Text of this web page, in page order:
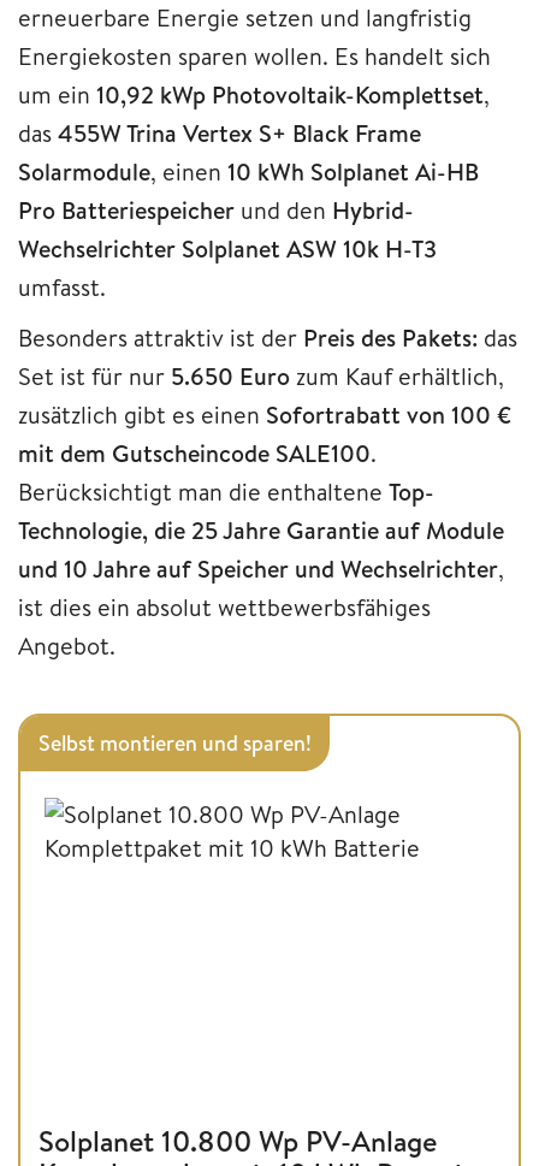
erneuerbare Energie setzen und langfristig
Energiekosten sparen wollen. Es handelt sich
um ein 10,92 kWp Photovoltaik-Komplettset,
das455W Trina Vertex S+ Black Frame
Solarmodule, einen 10 kWh Solplanet Ai-HB
Pro Batteriespeicher und den Hybrid-
Wechselrichter Solplanet ASW 10k H-T3
umfasst.
Besonders attraktiv ist der Preis des Pakets: das
Set ist für nur 5.650 Eurozum Kauf erhältlich,
zusätzlich gibt es einen Sofortrabatt von 100 €
mit dem Gutscheincode SALE100.
Berücksichtigt man die enthaltene Top-
Technologie, die 25 Jahre Garantie auf Module
und 10 Jahre auf Speicher und Wechselrichter,
ist dies ein absolut wettbewerbsfähiges
Angebot.
Selbst montieren und sparen!
Solplanet 10.800 Wp PV-Anlage